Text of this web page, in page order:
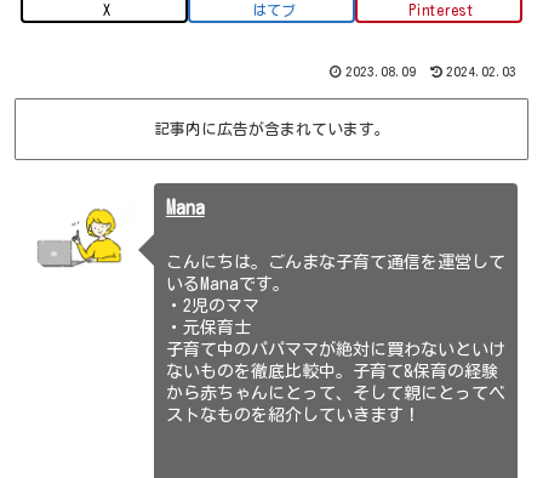
X はてブ Pinterest
2023.08.09 2024.02.03
記事内に広告が含まれています。
Mana
こんにちは。ごんまな子育て通信を運営して
いるManaです。
・2児のママ
・元保育士
子育て中のパパママが絶対に買わないといけ
ないものを徹底比較中。子育て&保育の経験
から赤ちゃんにとって、そして親にとってベ
ストなものを紹介していきます！